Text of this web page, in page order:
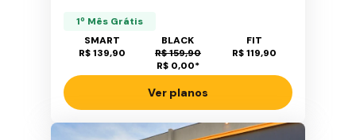
1º Mês Grátis
SMART
R$ 139,90
BLACK
R$ 159,90
R$ 0,00*
FIT
R$ 119,90
Ver planos